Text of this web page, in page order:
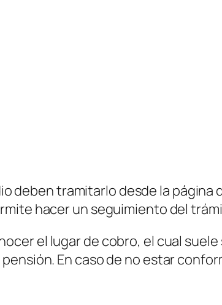
deben tramitarlo desde la página
hacer un seguimiento del
el lugar de cobro, el cual suele
pensión. En caso de no estar